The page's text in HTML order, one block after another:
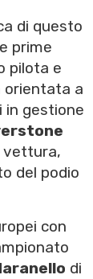
di questo
prime
pilota e
orientata a
in gestione
vettura,
del podio
con
di